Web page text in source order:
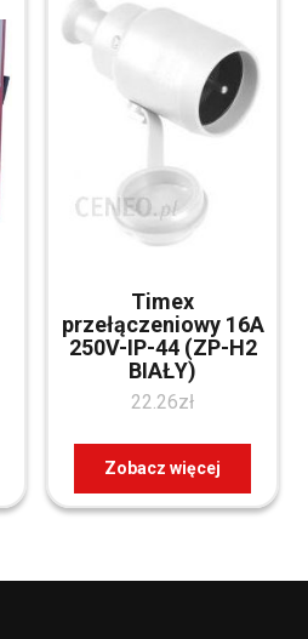
Timex
przełączeniowy 16A
250V-IP-44 (ZP-H2
BIAŁY)
22.26zł
Zobacz więcej